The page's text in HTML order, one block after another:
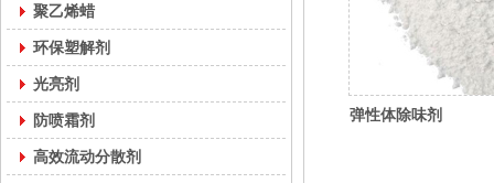
聚乙烯蜡
环保塑解剂
光亮剂
防喷霜剂
高效流动分散剂
弹性体除味剂